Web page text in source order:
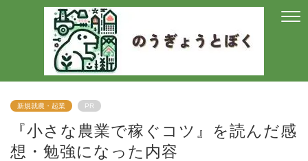
新規就農・起業 PR
『小さな農業で稼ぐコツ』を読んだ感
想・勉強になった内容